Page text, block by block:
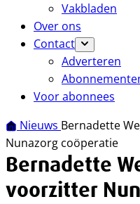
Vakbladen
Over ons
Contact
Adverteren
Voor abonnees
Nieuws Bernadette
Nunazorg coöperatie
Bernadette
voorzitter